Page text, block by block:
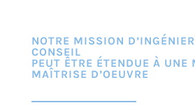
NOTRE MISSION
CONSEIL
PEUT ÊTRE ÉTENDUE À UNE
MAÎTRISE D’OEUVRE